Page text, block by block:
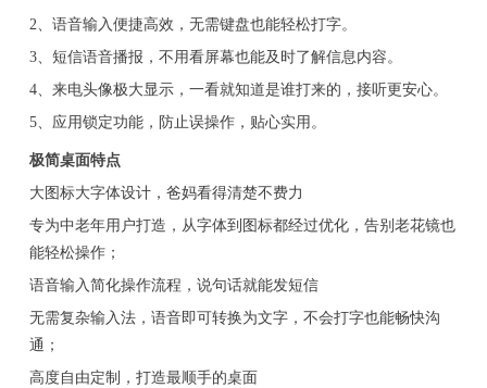
2、语音输入便捷高效，无需键盘也能轻松打字。
3、短信语音播报，不用看屏幕也能及时了解信息内容。
4、来电头像极大显示，一看就知道是谁打来的，接听更安心。
5、应用锁定功能，防止误操作，贴心实用。
极简桌面特点
大图标大字体设计，爸妈看得清楚不费力
专为中老年用户打造，从字体到图标都经过优化，告别老花镜也
能轻松操作；
语音输入简化操作流程，说句话就能发短信
无需复杂输入法，语音即可转换为文字，不会打字也能畅快沟
通；
高度自由定制，打造最顺手的桌面